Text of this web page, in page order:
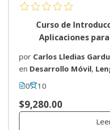
Curso de
Aplicaciones
por Carlos Lledias
en Desarrollo Móvil,
0
10
$9,280.00